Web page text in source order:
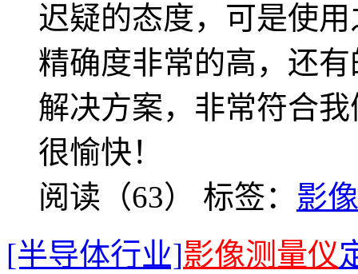
迟疑的态度，可是使
精确度非常的高，还
解决方案，非常符合
很愉快！
阅读（63） 标签： 影
[半导体行业]影像测量仪